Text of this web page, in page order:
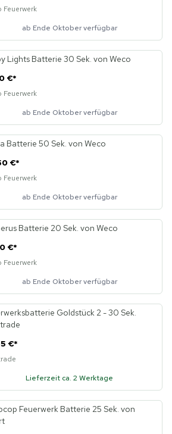
Feuerwerk
ab Ende Oktober verfügbar
Lights Batterie 30 Sek. von Weco
€*
Feuerwerk
ab Ende Oktober verfügbar
Batterie 50 Sek. von Weco
€*
Feuerwerk
ab Ende Oktober verfügbar
Batterie 20 Sek. von Weco
€*
Feuerwerk
ab Ende Oktober verfügbar
Goldstück 2 - 30 Sek.
€*
Lieferzeit ca. 2 Werktage
Feuerwerk Batterie 25 Sek. von